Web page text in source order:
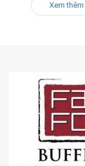
Xem thêm